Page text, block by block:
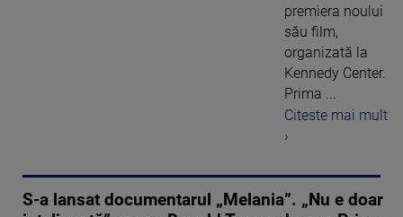
premiera noului
său film,
organizată la
Kennedy Center.
Prima ...
Citeste mai mult
›
S-a lansat documentarul „Melania”. „Nu e doar